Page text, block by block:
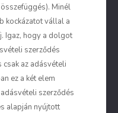
Minél
kockázatot vállal a
Igaz, hogy a dolgot
szerződés
az adásvételi
ez a két elem
szerződés
alapján nyújtott